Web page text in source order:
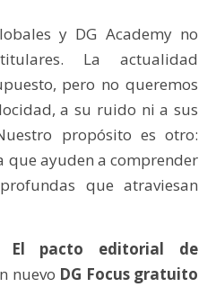
y DG Academy no
La actualidad
pero no queremos
a su ruido ni a sus
propósito es otro:
que ayuden a comprender
que atraviesan
El pacto editorial de
nuevo DG Focus gratuito